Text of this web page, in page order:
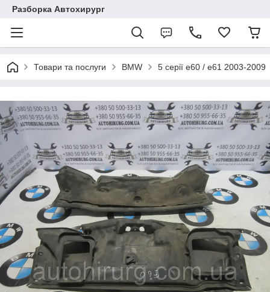
Разборка Автохирург
Товари та послуги BMW 5 серії e60 / e61 2003-2009